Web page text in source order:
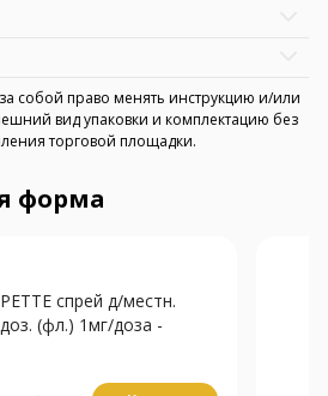
собой право менять инструкцию и/или
вид упаковки и комплектацию без
торговой площадки.
форма
спрей д/местн.
(фл.) 1мг/доза -